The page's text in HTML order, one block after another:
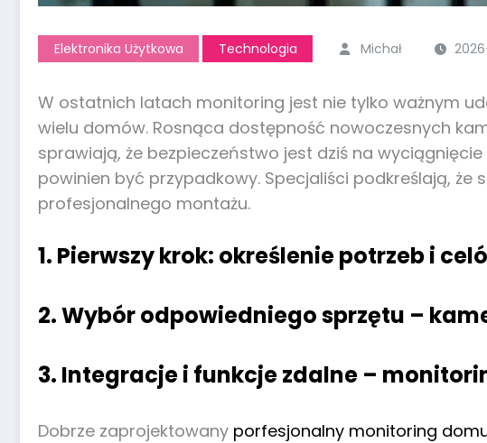
Elektronika Użytkowa Technologia Michał
W ostatnich latach monitoring jest nie tylko ważnym
wielu domów. Rosnąca dostępność nowoczesnych
sprawiają, że bezpieczeństwo jest dziś na
powinien być przypadkowy. Specjaliści podkreślają,
profesjonalnego montażu.
1. Pierwszy krok: określenie potrzeb i
2. Wybór odpowiedniego sprzętu –
3. Integracje i funkcje zdalne –
Dobrze zaprojektowany porfesjonalny monitoring